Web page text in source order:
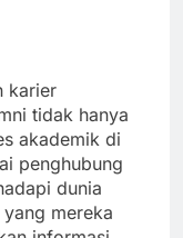
karier
tidak hanya
akademik di
penghubung
dunia
mereka